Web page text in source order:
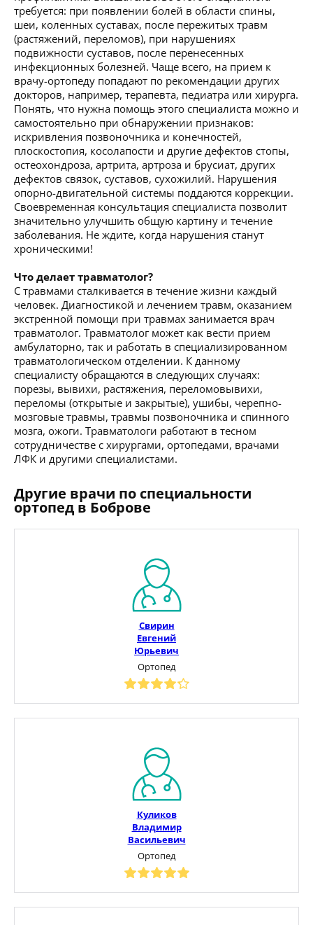
требуется: при появлении болей в области спины,
шеи, коленных суставах, после пережитых травм
(растяжений, переломов), при нарушениях
подвижности суставов, после перенесенных
инфекционных болезней. Чаще всего, на прием к
врачу-ортопеду попадают по рекомендации других
докторов, например, терапевта, педиатра или хирурга.
Понять, что нужна помощь этого специалиста можно и
самостоятельно при обнаружении признаков:
искривления позвоночника и конечностей,
плоскостопия, косолапости и другие дефектов стопы,
остеохондроза, артрита, артроза и брусиат, других
дефектов связок, суставов, сухожилий. Нарушения
опорно-двигательной системы поддаются коррекции.
Своевременная консультация специалиста позволит
значительно улучшить общую картину и течение
заболевания. Не ждите, когда нарушения станут
хроническими!
Что делает травматолог?
С травмами сталкивается в течение жизни каждый
человек. Диагностикой и лечением травм, оказанием
экстренной помощи при травмах занимается врач
травматолог. Травматолог может как вести прием
амбулаторно, так и работать в специализированном
травматологическом отделении. К данному
специалисту обращаются в следующих случаях:
порезы, вывихи, растяжения, переломовывихи,
переломы (открытые и закрытые), ушибы, черепно-
мозговые травмы, травмы позвоночника и спинного
мозга, ожоги. Травматологи работают в тесном
сотрудничестве с хирургами, ортопедами, врачами
ЛФК и другими специалистами.
Другие врачи по специальности
ортопед в Боброве
Свирин
Евгений
Юрьевич
Ортопед
Куликов
Владимир
Васильевич
Ортопед